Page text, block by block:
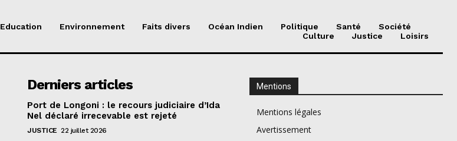
Education Environnement Faits divers Océan Indien Politique Santé
Société
Culture
Justice Loisirs
Derniers articles
Port de Longoni : le recours judiciaire d’Ida
Nel déclaré irrecevable est rejeté
JUSTICE 22 juillet 2026
Mentions
Mentions légales
Avertissement